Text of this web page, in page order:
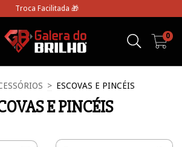
Troca Facilitada 🎁
0
> ESCOVAS E PINCÉIS
E PINCÉIS